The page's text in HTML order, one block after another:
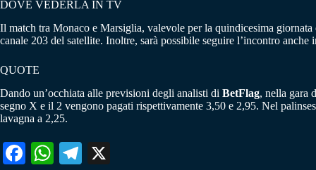
DOVE VEDERLA IN TV
Il match tra Monaco e Marsiglia, valevole per la quindicesima giornata
canale 203 del satellite. Inoltre, sarà possibile seguire l’incontro anche
QUOTE
Dando un’occhiata alle previsioni degli analisti di BetFlag, nella gara
segno X e il 2 vengono pagati rispettivamente 3,50 e 2,95. Nel
lavagna a 2,25.
Fa W
Te